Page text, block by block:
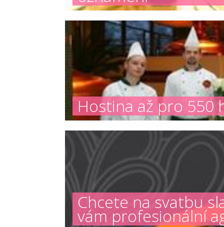
Hostina až pro 550
Chcete na svatbu
vám profesionální